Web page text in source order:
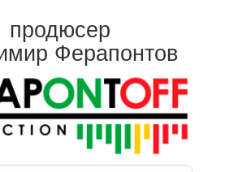
продюсер
Ферапонтов